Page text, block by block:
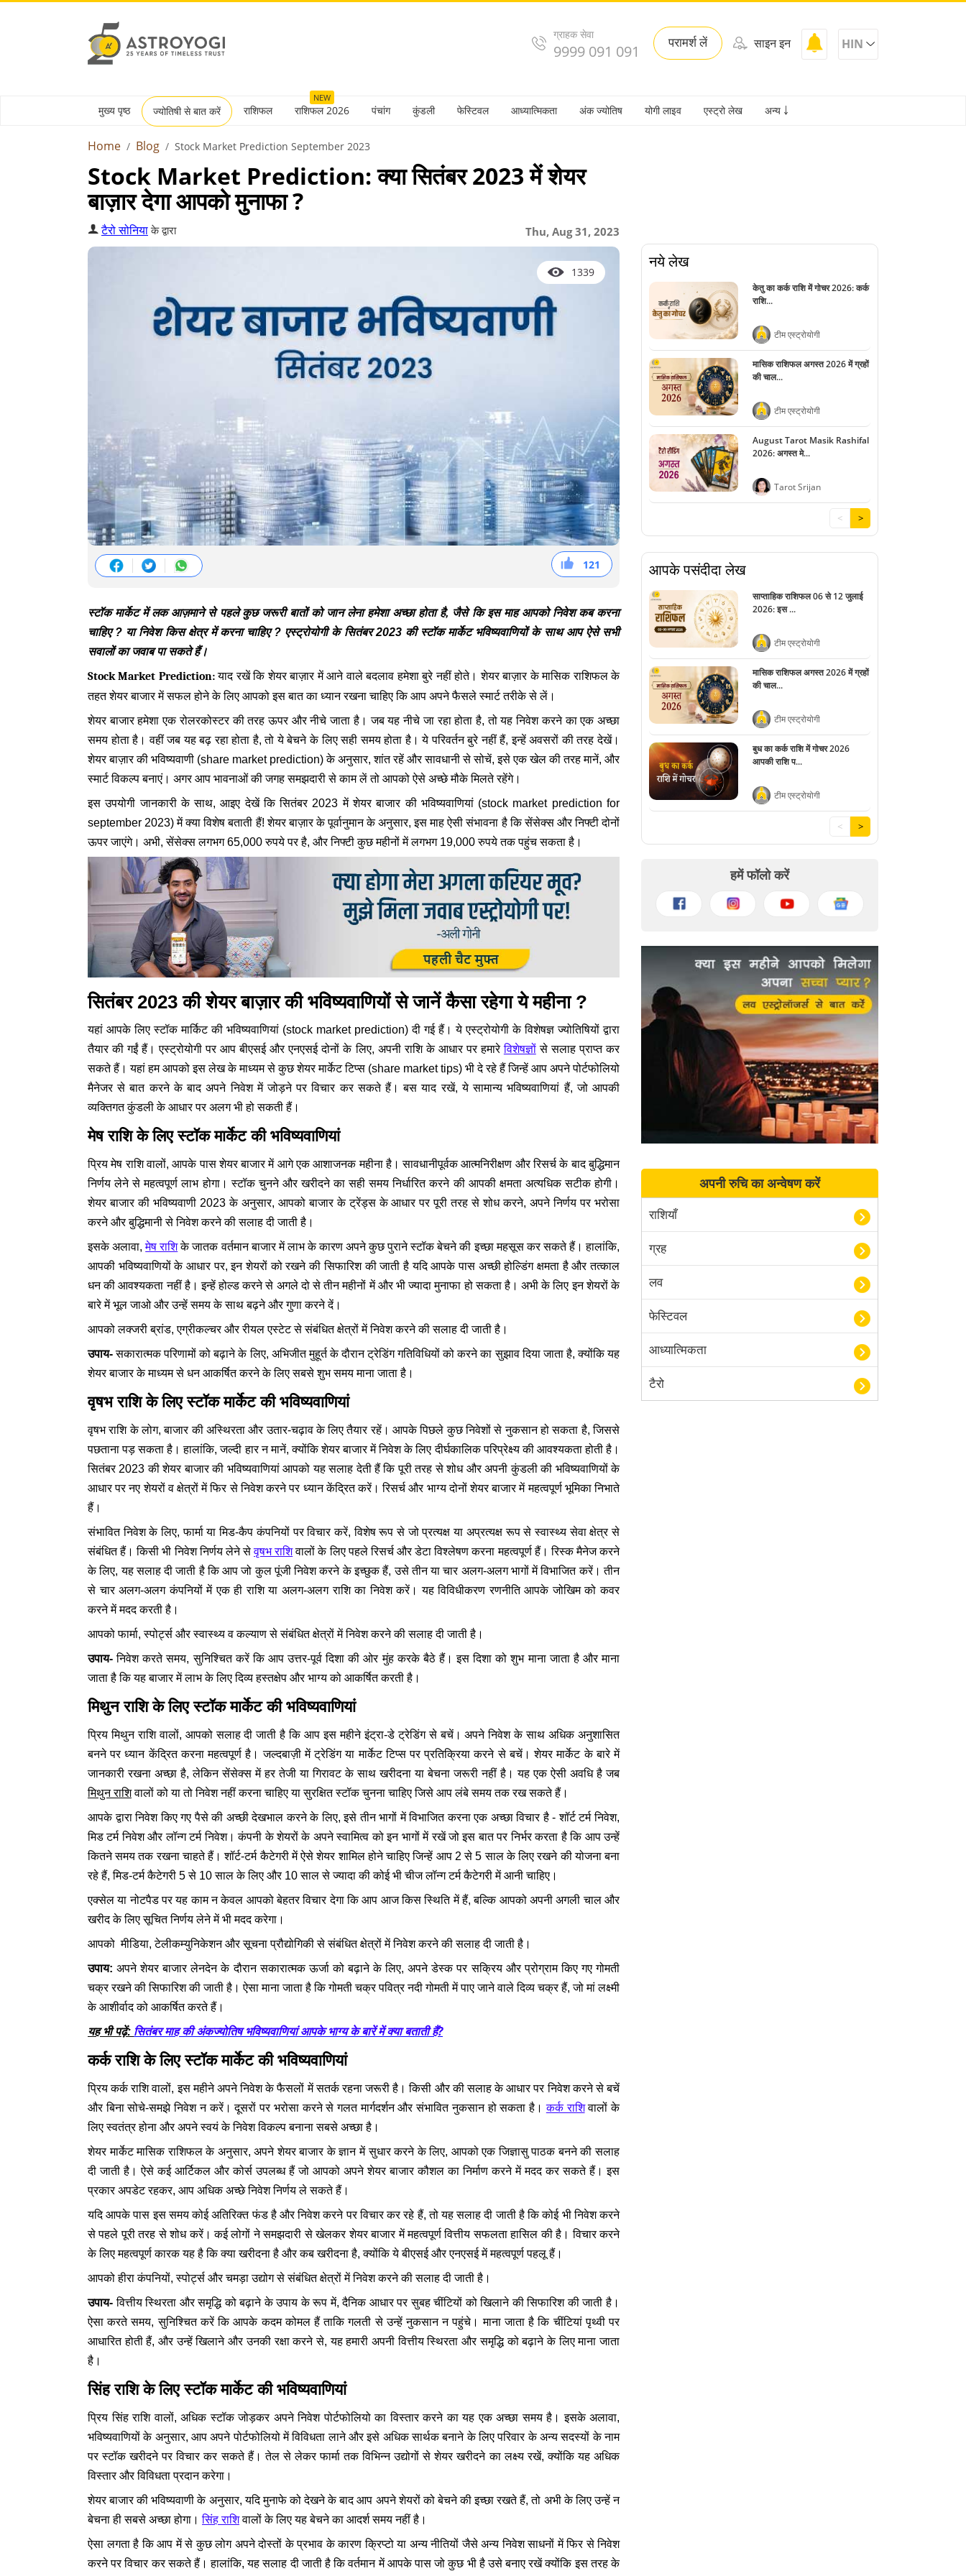
ग्राहक सेवा
9999 091 091 परामर्श लें साइन इन HIN
मुख्य पृष्ठ ज्योतिषी से बात करें राशिफल
NEW
राशिफल 2026 पंचांग कुंडली फेस्टिवल आध्यात्मिकता अंक ज्योतिष योगी लाइव एस्ट्रो लेख अन्य ￬
Home Blog Stock Market Prediction September 2023
Stock Market Prediction: क्या सितंबर 2023 में शेयर
बाज़ार देगा आपको मुनाफा ?
Thu, Aug 31, 2023
टैरो सोनियाके द्वारा
1339
121
44
36
41
स्टॉक मार्केट में लक आज़माने से पहले कुछ जरूरी बातों को जान लेना हमेशा अच्छा होता है, जैसे कि इस माह आपको निवेश कब करना
चाहिए ? या निवेश किस क्षेत्र में करना चाहिए ? एस्ट्रोयोगी के सितंबर 2023 की स्टॉक मार्केट भविष्यवाणियों के साथ आप ऐसे सभी
सवालों का जवाब पा सकते हैं।
Stock Market Prediction:याद रखें कि शेयर बाज़ार में आने वाले बदलाव हमेशा बुरे नहीं होते। शेयर बाज़ार के मासिक राशिफल के
तहत शेयर बाजार में सफल होने के लिए आपको इस बात का ध्यान रखना चाहिए कि आप अपने फैसले स्मार्ट तरीके से लें।
शेयर बाजार हमेशा एक रोलरकोस्टर की तरह ऊपर और नीचे जाता है। जब यह नीचे जा रहा होता है, तो यह निवेश करने का एक अच्छा
समय होता है। वहीं जब यह बढ़ रहा होता है, तो ये बेचने के लिए सही समय होता है। ये परिवर्तन बुरे नहीं हैं, इन्हें अवसरों की तरह देखें।
शेयर बाज़ार की भविष्यवाणी (share market prediction) के अनुसार, शांत रहें और सावधानी से सोचें, इसे एक खेल की तरह मानें, और
स्मार्ट विकल्प बनाएं। अगर आप भावनाओं की जगह समझदारी से काम लें तो आपको ऐसे अच्छे मौके मिलते रहेंगे।
इस उपयोगी जानकारी के साथ, आइए देखें कि सितंबर 2023 में शेयर बाजार की भविष्यवाणियां (stock market prediction for
september 2023) में क्या विशेष बताती हैं! शेयर बाज़ार के पूर्वानुमान के अनुसार, इस माह ऐसी संभावना है कि सेंसेक्स और निफ्टी दोनों
ऊपर जाएंगे। अभी, सेंसेक्स लगभग 65,000 रुपये पर है, और निफ्टी कुछ महीनों में लगभग 19,000 रुपये तक पहुंच सकता है।
सितंबर 2023 की शेयर बाज़ार की भविष्यवाणियों से जानें कैसा रहेगा ये महीना ?
यहां आपके लिए स्टॉक मार्किट की भविष्यवाणियां (stock market prediction) दी गई हैं। ये एस्ट्रोयोगी के विशेषज्ञ ज्योतिषियों द्वारा
तैयार की गईं हैं। एस्ट्रोयोगी पर आप बीएसई और एनएसई दोनों के लिए, अपनी राशि के आधार पर हमारेविशेषज्ञोंसे सलाह प्राप्त कर
सकते हैं। यहां हम आपको इस लेख के माध्यम से कुछ शेयर मार्केट टिप्स (share market tips) भी दे रहे हैं जिन्हें आप अपने पोर्टफोलियो
मैनेजर से बात करने के बाद अपने निवेश में जोड़ने पर विचार कर सकते हैं। बस याद रखें, ये सामान्य भविष्यवाणियां हैं, जो आपकी
व्यक्तिगत कुंडली के आधार पर अलग भी हो सकती हैं।
मेष राशि के लिए स्टॉक मार्केट की भविष्यवाणियां
प्रिय मेष राशि वालों, आपके पास शेयर बाजार में आगे एक आशाजनक महीना है। सावधानीपूर्वक आत्मनिरीक्षण और रिसर्च के बाद बुद्धिमान
निर्णय लेने से महत्वपूर्ण लाभ होगा। स्टॉक चुनने और खरीदने का सही समय निर्धारित करने की आपकी क्षमता अत्यधिक सटीक होगी।
शेयर बाजार की भविष्यवाणी 2023 के अनुसार, आपको बाजार के ट्रेंड्स के आधार पर पूरी तरह से शोध करने, अपने निर्णय पर भरोसा
करने और बुद्धिमानी से निवेश करने की सलाह दी जाती है।
इसके अलावा,मेष राशिके जातक वर्तमान बाजार में लाभ के कारण अपने कुछ पुराने स्टॉक बेचने की इच्छा महसूस कर सकते हैं। हालांकि,
आपकी भविष्यवाणियों के आधार पर, इन शेयरों को रखने की सिफारिश की जाती है यदि आपके पास अच्छी होल्डिंग क्षमता है और तत्काल
धन की आवश्यकता नहीं है। इन्हें होल्ड करने से अगले दो से तीन महीनों में और भी ज्यादा मुनाफा हो सकता है। अभी के लिए इन शेयरों के
बारे में भूल जाओ और उन्हें समय के साथ बढ़ने और गुणा करने दें।
आपको लक्जरी ब्रांड, एग्रीकल्चर और रीयल एस्टेट से संबंधित क्षेत्रों में निवेश करने की सलाह दी जाती है।
उपाय-सकारात्मक परिणामों को बढ़ाने के लिए, अभिजीत मुहूर्त के दौरान ट्रेडिंग गतिविधियों को करने का सुझाव दिया जाता है, क्योंकि यह
शेयर बाजार के माध्यम से धन आकर्षित करने के लिए सबसे शुभ समय माना जाता है।
वृषभ राशि के लिए स्टॉक मार्केट की भविष्यवाणियां
वृषभ राशि के लोग, बाजार की अस्थिरता और उतार-चढ़ाव के लिए तैयार रहें। आपके पिछले कुछ निवेशों से नुकसान हो सकता है, जिससे
पछताना पड़ सकता है। हालांकि, जल्दी हार न मानें, क्योंकि शेयर बाजार में निवेश के लिए दीर्घकालिक परिप्रेक्ष्य की आवश्यकता होती है।
सितंबर 2023 की शेयर बाजार की भविष्यवाणियां आपको यह सलाह देती हैं कि पूरी तरह से शोध और अपनी कुंडली की भविष्यवाणियों के
आधार पर नए शेयरों व क्षेत्रों में फिर से निवेश करने पर ध्यान केंद्रित करें। रिसर्च और भाग्य दोनों शेयर बाजार में महत्वपूर्ण भूमिका निभाते
हैं।
संभावित निवेश के लिए, फार्मा या मिड-कैप कंपनियों पर विचार करें, विशेष रूप से जो प्रत्यक्ष या अप्रत्यक्ष रूप से स्वास्थ्य सेवा क्षेत्र से
संबंधित हैं। किसी भी निवेश निर्णय लेने से वृषभ राशिवालों के लिए पहले रिसर्च और डेटा विश्लेषण करना महत्वपूर्ण हैं। रिस्क मैनेज करने
के लिए, यह सलाह दी जाती है कि आप जो कुल पूंजी निवेश करने के इच्छुक हैं, उसे तीन या चार अलग-अलग भागों में विभाजित करें। तीन
से चार अलग-अलग कंपनियों में एक ही राशि या अलग-अलग राशि का निवेश करें। यह विविधीकरण रणनीति आपके जोखिम को कवर
करने में मदद करती है।
आपको फार्मा, स्पोर्ट्स और स्वास्थ्य व कल्याण से संबंधित क्षेत्रों में निवेश करने की सलाह दी जाती है।
उपाय- निवेश करते समय, सुनिश्चित करें कि आप उत्तर-पूर्व दिशा की ओर मुंह करके बैठे हैं। इस दिशा को शुभ माना जाता है और माना
जाता है कि यह बाजार में लाभ के लिए दिव्य हस्तक्षेप और भाग्य को आकर्षित करती है।
मिथुन राशि के लिए स्टॉक मार्केट की भविष्यवाणियां
प्रिय मिथुन राशि वालों, आपको सलाह दी जाती है कि आप इस महीने इंट्रा-डे ट्रेडिंग से बचें। अपने निवेश के साथ अधिक अनुशासित
बनने पर ध्यान केंद्रित करना महत्वपूर्ण है। जल्दबाज़ी में ट्रेडिंग या मार्केट टिप्स पर प्रतिक्रिया करने से बचें। शेयर मार्केट के बारे में
जानकारी रखना अच्छा है, लेकिन सेंसेक्स में हर तेजी या गिरावट के साथ खरीदना या बेचना जरूरी नहीं है। यह एक ऐसी अवधि है जब
मिथुन राशिवालों को या तो निवेश नहीं करना चाहिए या सुरक्षित स्टॉक चुनना चाहिए जिसे आप लंबे समय तक रख सकते हैं।
आपके द्वारा निवेश किए गए पैसे की अच्छी देखभाल करने के लिए, इसे तीन भागों में विभाजित करना एक अच्छा विचार है - शॉर्ट टर्म निवेश,
मिड टर्म निवेश और लॉन्ग टर्म निवेश। कंपनी के शेयरों के अपने स्वामित्व को इन भागों में रखें जो इस बात पर निर्भर करता है कि आप उन्हें
कितने समय तक रखना चाहते हैं। शॉर्ट-टर्म कैटेगरी में ऐसे शेयर शामिल होने चाहिए जिन्हें आप 2 से 5 साल के लिए रखने की योजना बना
रहे हैं, मिड-टर्म कैटेगरी 5 से 10 साल के लिए और 10 साल से ज्यादा की कोई भी चीज लॉन्ग टर्म कैटेगरी में आनी चाहिए।
एक्सेल या नोटपैड पर यह काम न केवल आपको बेहतर विचार देगा कि आप आज किस स्थिति में हैं, बल्कि आपको अपनी अगली चाल और
खरीद के लिए सूचित निर्णय लेने में भी मदद करेगा।
आपको मीडिया, टेलीकम्युनिकेशन और सूचना प्रौद्योगिकी से संबंधित क्षेत्रों में निवेश करने की सलाह दी जाती है।
उपाय: अपने शेयर बाजार लेनदेन के दौरान सकारात्मक ऊर्जा को बढ़ाने के लिए, अपने डेस्क पर सक्रिय और प्रोग्राम किए गए गोमती
चक्र रखने की सिफारिश की जाती है। ऐसा माना जाता है कि गोमती चक्र पवित्र नदी गोमती में पाए जाने वाले दिव्य चक्र हैं, जो मां लक्ष्मी
के आशीर्वाद को आकर्षित करते हैं।
यह भी पढ़ें: सितंबर माह की अंकज्योतिष भविष्यवाणियां आपके भाग्य के बारें में क्या बताती हैं?
कर्क राशि के लिए स्टॉक मार्केट की भविष्यवाणियां
प्रिय कर्क राशि वालों, इस महीने अपने निवेश के फैसलों में सतर्क रहना जरूरी है। किसी और की सलाह के आधार पर निवेश करने से बचें
और बिना सोचे-समझे निवेश न करें। दूसरों पर भरोसा करने से गलत मार्गदर्शन और संभावित नुकसान हो सकता है।कर्क राशि वालों के
लिए स्वतंत्र होना और अपने स्वयं के निवेश विकल्प बनाना सबसे अच्छा है।
शेयर मार्केट मासिक राशिफल के अनुसार, अपने शेयर बाजार के ज्ञान में सुधार करने के लिए, आपको एक जिज्ञासु पाठक बनने की सलाह
दी जाती है। ऐसे कई आर्टिकल और कोर्स उपलब्ध हैं जो आपको अपने शेयर बाजार कौशल का निर्माण करने में मदद कर सकते हैं। इस
प्रकार अपडेट रहकर, आप अधिक अच्छे निवेश निर्णय ले सकते हैं।
यदि आपके पास इस समय कोई अतिरिक्त फंड है और निवेश करने पर विचार कर रहे हैं, तो यह सलाह दी जाती है कि कोई भी निवेश करने
से पहले पूरी तरह से शोध करें। कई लोगों ने समझदारी से खेलकर शेयर बाजार में महत्वपूर्ण वित्तीय सफलता हासिल की है। विचार करने
के लिए महत्वपूर्ण कारक यह है कि क्या खरीदना है और कब खरीदना है, क्योंकि ये बीएसई और एनएसई में महत्वपूर्ण पहलू हैं।
आपको हीरा कंपनियों, स्पोर्ट्स और चमड़ा उद्योग से संबंधित क्षेत्रों में निवेश करने की सलाह दी जाती है।
उपाय- वित्तीय स्थिरता और समृद्धि को बढ़ाने के उपाय के रूप में, दैनिक आधार पर सुबह चींटियों को खिलाने की सिफारिश की जाती है।
ऐसा करते समय, सुनिश्चित करें कि आपके कदम कोमल हैं ताकि गलती से उन्हें नुकसान न पहुंचे। माना जाता है कि चींटियां पृथ्वी पर
आधारित होती हैं, और उन्हें खिलाने और उनकी रक्षा करने से, यह हमारी अपनी वित्तीय स्थिरता और समृद्धि को बढ़ाने के लिए माना जाता
है।
सिंह राशि के लिए स्टॉक मार्केट की भविष्यवाणियां
प्रिय सिंह राशि वालों, अधिक स्टॉक जोड़कर अपने निवेश पोर्टफोलियो का विस्तार करने का यह एक अच्छा समय है। इसके अलावा,
भविष्यवाणियों के अनुसार, आप अपने पोर्टफोलियो में विविधता लाने और इसे अधिक सार्थक बनाने के लिए परिवार के अन्य सदस्यों के नाम
पर स्टॉक खरीदने पर विचार कर सकते हैं। तेल से लेकर फार्मा तक विभिन्न उद्योगों से शेयर खरीदने का लक्ष्य रखें, क्योंकि यह अधिक
विस्तार और विविधता प्रदान करेगा।
शेयर बाजार की भविष्यवाणी के अनुसार, यदि मुनाफे को देखने के बाद आप अपने शेयरों को बेचने की इच्छा रखते हैं, तो अभी के लिए उन्हें न
बेचना ही सबसे अच्छा होगा।सिंह राशि वालों के लिए यह बेचने का आदर्श समय नहीं है।
ऐसा लगता है कि आप में से कुछ लोग अपने दोस्तों के प्रभाव के कारण क्रिप्टो या अन्य नीतियों जैसे अन्य निवेश साधनों में फिर से निवेश
करने पर विचार कर सकते हैं। हालांकि, यह सलाह दी जाती है कि वर्तमान में आपके पास जो कुछ भी है उसे बनाए रखें क्योंकि इस तरह के
नये लेख
केतु का कर्क राशि में गोचर 2026: कर्क
राशि...
टीम एस्ट्रोयोगी
मासिक राशिफल अगस्त 2026 में ग्रहों
की चाल...
टीम एस्ट्रोयोगी
August Tarot Masik Rashifal
2026: अगस्त मे...
Tarot Srijan
< >
आपके पसंदीदा लेख
साप्ताहिक राशिफल 06 से 12 जुलाई
2026: इस ...
टीम एस्ट्रोयोगी
मासिक राशिफल अगस्त 2026 में ग्रहों
की चाल...
टीम एस्ट्रोयोगी
बुध का कर्क राशि में गोचर 2026
आपकी राशि प...
टीम एस्ट्रोयोगी
< >
हमें फॉलो करें
अपनी रुचि का अन्वेषण करें
राशियाँ
ग्रह
लव
फेस्टिवल
आध्यात्मिकता
टैरो